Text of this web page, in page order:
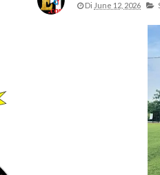
Di June 12, 2026